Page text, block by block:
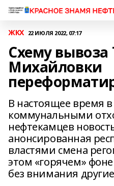
ЖКХ 22 ИЮЛЯ 2022, 07:17
Схему вывоза
Михайловки
В настоящее время
коммунальными
нефтекамцев
анонсированная
властями смена
этом «горячем»
без внимания